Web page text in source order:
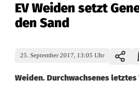
EV Weiden setzt
den Sand
25. September 2017, 13:05 Uhr
Weiden. Durchwachsenes